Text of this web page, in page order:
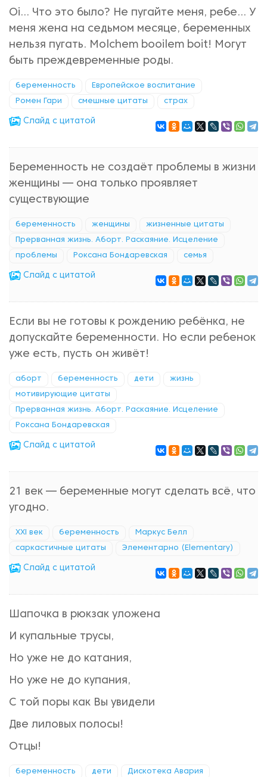
Oi… Что это было? Не пугайте меня, ребе… У
меня жена на седьмом месяце, беременных
нельзя пугать. Molchem booilem boit! Могут
быть преждевременные роды.
беременность Европейское воспитание
Ромен Гари смешные цитаты страх
Cлайд с цитатой
Беременность не создаёт проблемы в жизни
женщины — она только проявляет
существующие
беременность женщины жизненные цитаты
Прерванная жизнь. Аборт. Раскаяние. Исцеление
проблемы Роксана Бондаревская семья
Cлайд с цитатой
Если вы не готовы к рождению ребёнка, не
допускайте беременности. Но если ребенок
уже есть, пусть он живёт!
аборт беременность дети жизнь
мотивирующие цитаты
Прерванная жизнь. Аборт. Раскаяние. Исцеление
Роксана Бондаревская
Cлайд с цитатой
21 век — беременные могут сделать всё, что
угодно.
XXI век беременность Маркус Белл
саркастичные цитаты Элементарно (Elementary)
Cлайд с цитатой
Шапочка в рюкзак уложена
И купальные трусы,
Но уже не до катания,
Но уже не до купания,
С той поры как Вы увидели
Две лиловых полосы!
Отцы!
беременность дети Дискотека Авария